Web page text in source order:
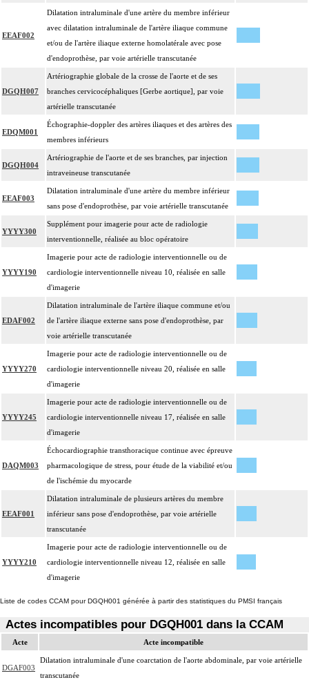
EEAF002
Dilatation intraluminale d'une artère du membre inférieur
avec dilatation intraluminale de l'artère iliaque commune
et/ou de l'artère iliaque externe homolatérale avec pose
d'endoprothèse, par voie artérielle transcutanée
DGQH007
Artériographie globale de la crosse de l'aorte et de ses
branches cervicocéphaliques [Gerbe aortique], par voie
artérielle transcutanée
EDQM001
Échographie-doppler des artères iliaques et des artères des
membres inférieurs
DGQH004
Artériographie de l'aorte et de ses branches, par injection
intraveineuse transcutanée
EEAF003
Dilatation intraluminale d'une artère du membre inférieur
sans pose d'endoprothèse, par voie artérielle transcutanée
YYYY300
Supplément pour imagerie pour acte de radiologie
interventionnelle, réalisée au bloc opératoire
YYYY190
Imagerie pour acte de radiologie interventionnelle ou de
cardiologie interventionnelle niveau 10, réalisée en salle
d'imagerie
EDAF002
Dilatation intraluminale de l'artère iliaque commune et/ou
de l'artère iliaque externe sans pose d'endoprothèse, par
voie artérielle transcutanée
YYYY270
Imagerie pour acte de radiologie interventionnelle ou de
cardiologie interventionnelle niveau 20, réalisée en salle
d'imagerie
YYYY245
Imagerie pour acte de radiologie interventionnelle ou de
cardiologie interventionnelle niveau 17, réalisée en salle
d'imagerie
DAQM003
Échocardiographie transthoracique continue avec épreuve
pharmacologique de stress, pour étude de la viabilité et/ou
de l'ischémie du myocarde
EEAF001
Dilatation intraluminale de plusieurs artères du membre
inférieur sans pose d'endoprothèse, par voie artérielle
transcutanée
YYYY210
Imagerie pour acte de radiologie interventionnelle ou de
cardiologie interventionnelle niveau 12, réalisée en salle
d'imagerie
Liste de codes CCAM pour DGQH001 générée à partir des statistiques du PMSI français
Actes incompatibles pour DGQH001 dans la CCAM
Acte Acte incompatible
DGAF003
Dilatation intraluminale d'une coarctation de l'aorte abdominale, par voie artérielle
transcutanée